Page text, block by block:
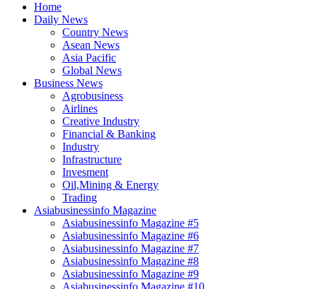
Home
Daily News
Country News
Asean News
Asia Pacific
Global News
Business News
Agrobusiness
Airlines
Creative Industry
Financial & Banking
Industry
Infrastructure
Invesment
Oil,Mining & Energy
Trading
Asiabusinessinfo Magazine
Asiabusinessinfo Magazine #5
Asiabusinessinfo Magazine #6
Asiabusinessinfo Magazine #7
Asiabusinessinfo Magazine #8
Asiabusinessinfo Magazine #9
Asiabusinessinfo Magazine #10